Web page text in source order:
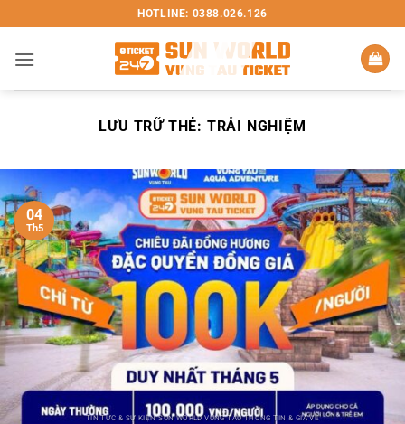
qua
nội
HOTLINE: 0388.026.126
LƯU TRỮ THẺ: TRẢI NGHIỆM
TIN TỨC & SỰ KIỆN SUN WORLD VŨNG TÀU THÔNG TIN & GIÁ VÉ
04
Th5